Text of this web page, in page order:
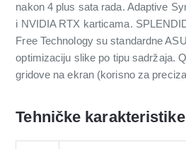
nakon 4 plus sata rada. Adaptive
i NVIDIA RTX karticama.
Free Technology su standardne
optimizaciju slike po tipu sadržaja.
gridove na ekran (korisno za
Tehničke karakteristike